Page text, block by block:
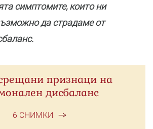
симптомите, които ни
да страдаме от
признаци на
дисбаланс
6 СНИМКИ